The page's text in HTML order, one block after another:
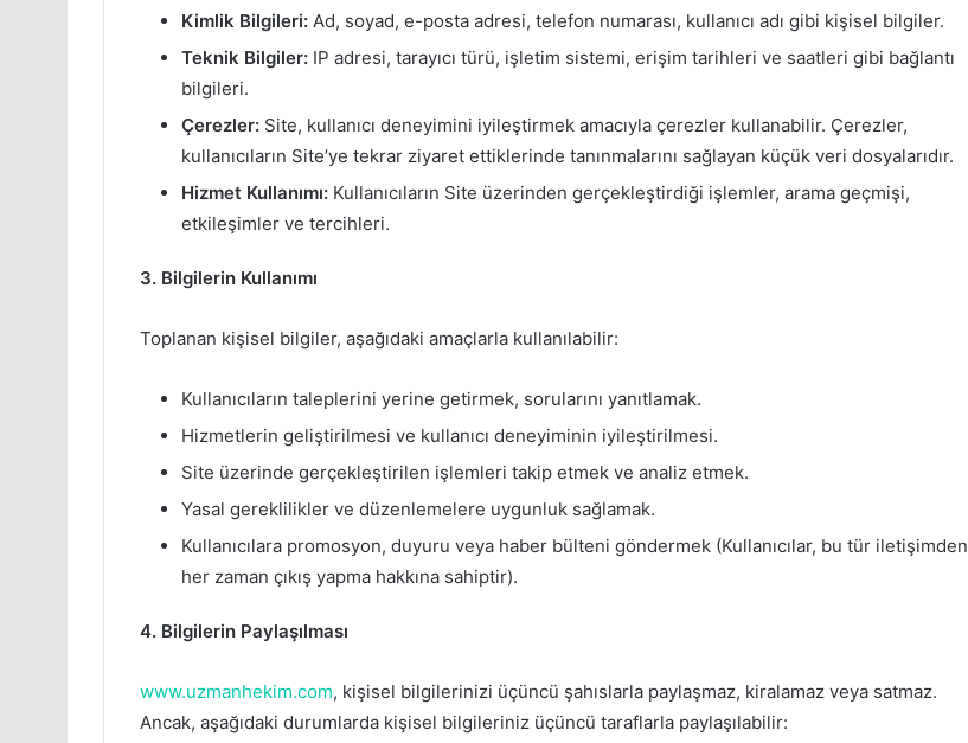
Kimlik Bilgileri: Ad, soyad, e-posta adresi, telefon numarası, kullanıcı adı gibi kişisel bilgiler.
Teknik Bilgiler: IP adresi, tarayıcı türü, işletim sistemi, erişim tarihleri ve saatleri gibi bağlantı
bilgileri.
Çerezler: Site, kullanıcı deneyimini iyileştirmek amacıyla çerezler kullanabilir. Çerezler,
kullanıcıların Site’ye tekrar ziyaret ettiklerinde tanınmalarını sağlayan küçük veri dosyalarıdır.
Hizmet Kullanımı: Kullanıcıların Site üzerinden gerçekleştirdiği işlemler, arama geçmişi,
etkileşimler ve tercihleri.
3. Bilgilerin Kullanımı
Toplanan kişisel bilgiler, aşağıdaki amaçlarla kullanılabilir:
Kullanıcıların taleplerini yerine getirmek, sorularını yanıtlamak.
Hizmetlerin geliştirilmesi ve kullanıcı deneyiminin iyileştirilmesi.
Site üzerinde gerçekleştirilen işlemleri takip etmek ve analiz etmek.
Yasal gereklilikler ve düzenlemelere uygunluk sağlamak.
Kullanıcılara promosyon, duyuru veya haber bülteni göndermek (Kullanıcılar, bu tür iletişimden
her zaman çıkış yapma hakkına sahiptir).
4. Bilgilerin Paylaşılması
www.uzmanhekim.com, kişisel bilgilerinizi üçüncü şahıslarla paylaşmaz, kiralamaz veya satmaz.
Ancak, aşağıdaki durumlarda kişisel bilgileriniz üçüncü taraflarla paylaşılabilir: